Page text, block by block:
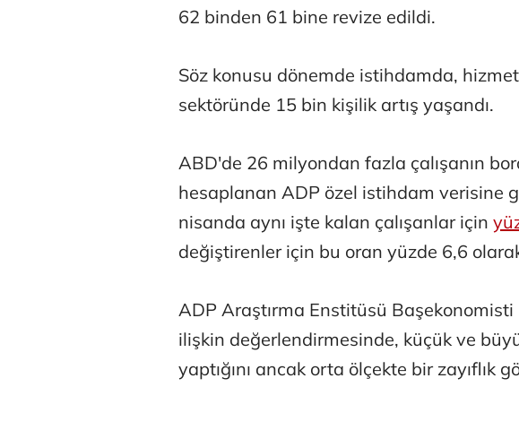
62 binden 61 bine revize edildi.
Söz konusu dönemde istihdamda,
sektöründe 15 bin kişilik artış yaşandı.
ABD'de 26 milyondan fazla çalışanın
hesaplanan ADP özel istihdam verisine
nisanda aynı işte kalan çalışanlar için
değiştirenler için bu oran yüzde 6,6
ADP Araştırma Enstitüsü
ilişkin değerlendirmesinde, küçük ve
yaptığını ancak orta ölçekte bir zayıflık
Atilay Kandemir
Mağaza açılışı